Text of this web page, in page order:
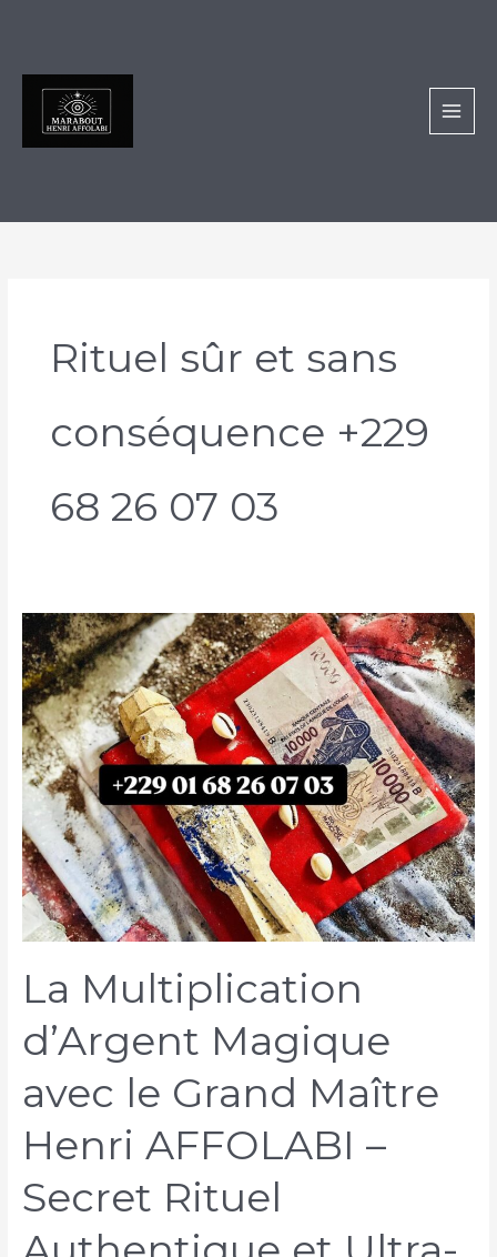
Rituel sûr et sans
conséquence +229
68 26 07 03
La Multiplication
d’Argent Magique
avec le Grand Maître
Henri AFFOLABI –
Secret Rituel